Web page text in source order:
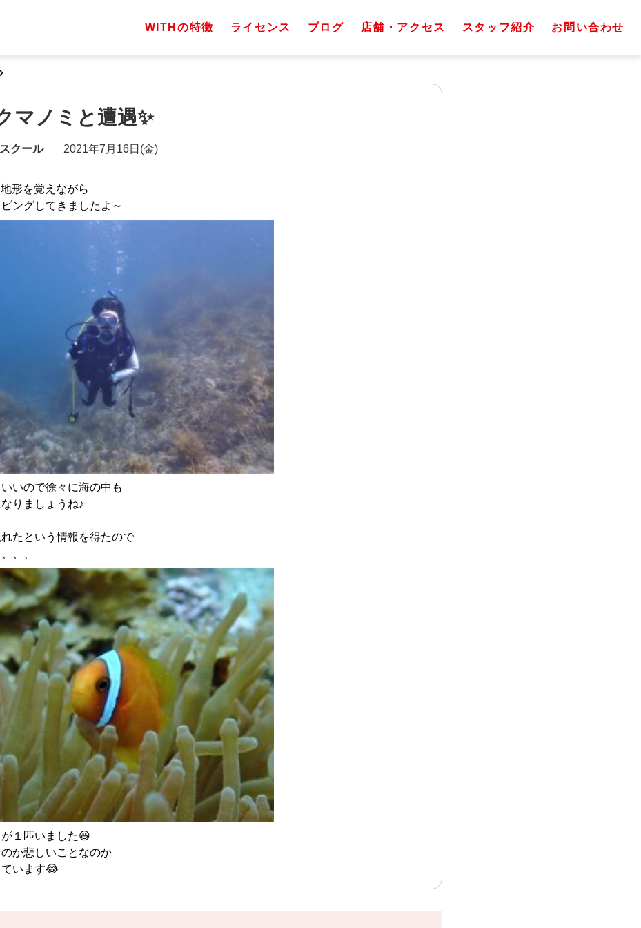
WITHの特徴 ライセンス ブログ 店舗・アクセス スタッフ紹介 お問い合わせ
ノミと遭遇✨
クール 2021年7月16日(金)
形を覚えながら
ングしてきましたよ～
いので徐々に海の中も
りましょうね♪
たという情報を得たので
、、
１匹いました😆
か悲しいことなのか
います😂